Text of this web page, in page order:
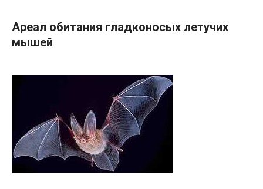
Ареал обитания гладконосых летучих
мышей